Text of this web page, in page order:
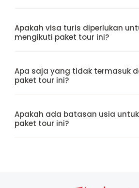
Apakah visa turis diperlukan
mengikuti paket tour ini?
Apa saja yang tidak termasuk
paket tour ini?
Apakah ada batasan usia
paket tour ini?